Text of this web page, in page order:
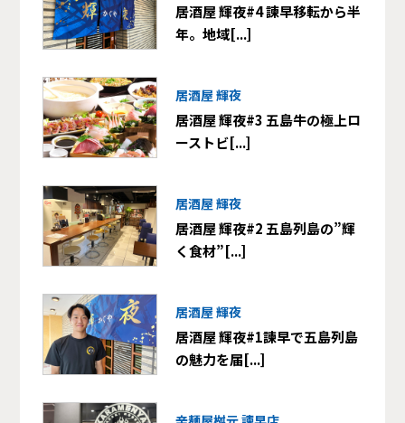
居酒屋 輝夜#4 諫早移転から半
年。地域[...]
居酒屋 輝夜
居酒屋 輝夜#3 五島牛の極上ロ
ーストビ[...]
居酒屋 輝夜
居酒屋 輝夜#2 五島列島の”輝
く食材”[...]
居酒屋 輝夜
居酒屋 輝夜#1諫早で五島列島
の魅力を届[...]